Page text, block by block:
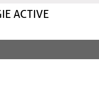
ACTIVE